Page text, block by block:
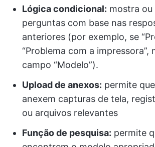
Lógica condicional: mostra ou
perguntas com base nas
anteriores (por exemplo, se
“Problema com a impressora”,
campo “Modelo”).
Upload de anexos: permite
anexem capturas de tela,
ou arquivos relevantes
Função de pesquisa: permite